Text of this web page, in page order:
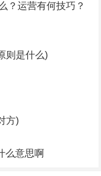
？运营有何技巧？
则是什么)
方)
么意思啊